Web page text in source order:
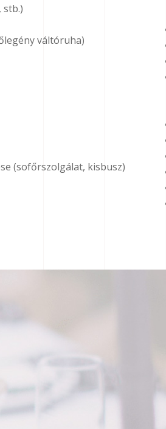
váltóruha)
(sofőrszolgálat, kisbusz)